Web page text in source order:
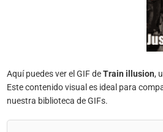
Aquí puedes ver el GIF deTrain illusion,
Este contenido visual es ideal para
nuestra biblioteca de GIFs.